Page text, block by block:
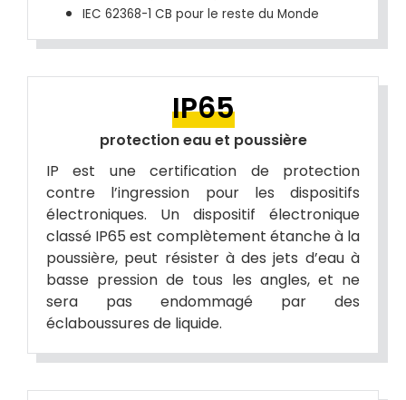
IEC 62368-1 CB pour le reste du Monde
IP65
protection eau et poussière
IP est une certification de protection
contre l’ingression pour les dispositifs
électroniques. Un dispositif électronique
classé IP65 est complètement étanche à la
poussière, peut résister à des jets d’eau à
basse pression de tous les angles, et ne
sera pas endommagé par des
éclaboussures de liquide.